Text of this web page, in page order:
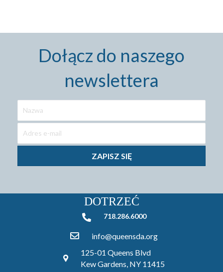
Dołącz do naszego
newslettera
ZAPISZ SIĘ
DOTRZEĆ
718.286.6000718.286.6000
info@queensda.org
125-01 Queens Blvd
Kew Gardens, NY 11415